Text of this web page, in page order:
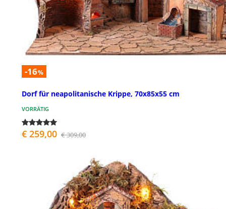
-16%
Dorf für neapolitanische Krippe, 70x85x55 cm
VORRÄTIG
€ 259,00 € 309,00